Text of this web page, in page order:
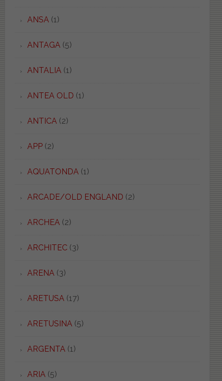
ANSA(1)
ANTAGA(5)
ANTALIA(1)
ANTEA OLD (1)
ANTICA(2)
APP(2)
AQUATONDA(1)
ARCADE/OLD ENGLAND (2)
ARCHEA(2)
ARCHITEC(3)
ARENA(3)
ARETUSA(17)
ARETUSINA(5)
ARGENTA(1)
ARIA(5)